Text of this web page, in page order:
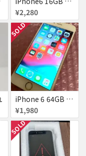
¥2,280
SOLD
iPhone 6 64GB docomo
¥1,980
SOLD